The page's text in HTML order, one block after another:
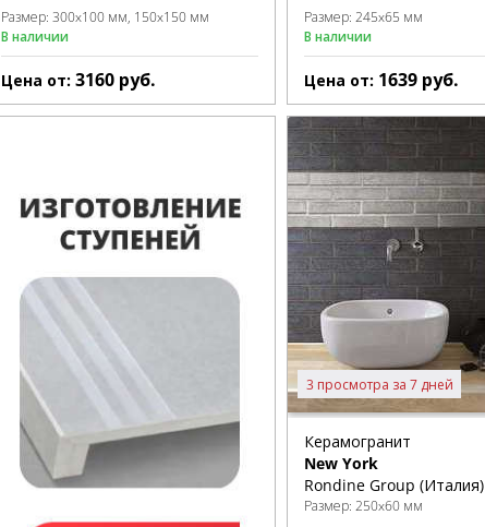
Размер: 300x100 мм 150x150 мм
В наличии
Цена от: 3160 руб.
Размер:245x65 мм
В наличии
Цена от: 1639 руб.
3 просмотра за 7 дней
Керамогранит
New York
Rondine Group (Италия)
Размер:250x60 мм